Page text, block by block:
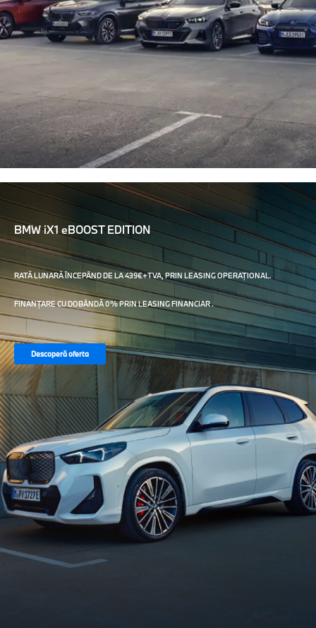
BMW iX1 eBOOST EDITION
RATĂ LUNARĂ ÎNCEPÂND DE LA 439€+TVA, PRIN LEASING OPERAȚIONAL.
FINANȚARE CU DOBÂNDĂ 0% PRIN LEASING FINANCIAR .
Descoperă oferta